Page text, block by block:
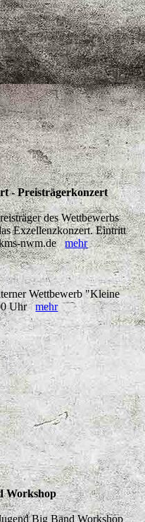
- Preisträgerkonzert
des Wettbewerbs
Exzellenzkonzert. Eintritt
nwm.demehr
Wettbewerb "Kleine
Uhrmehr
Workshop
Big Band Workshop